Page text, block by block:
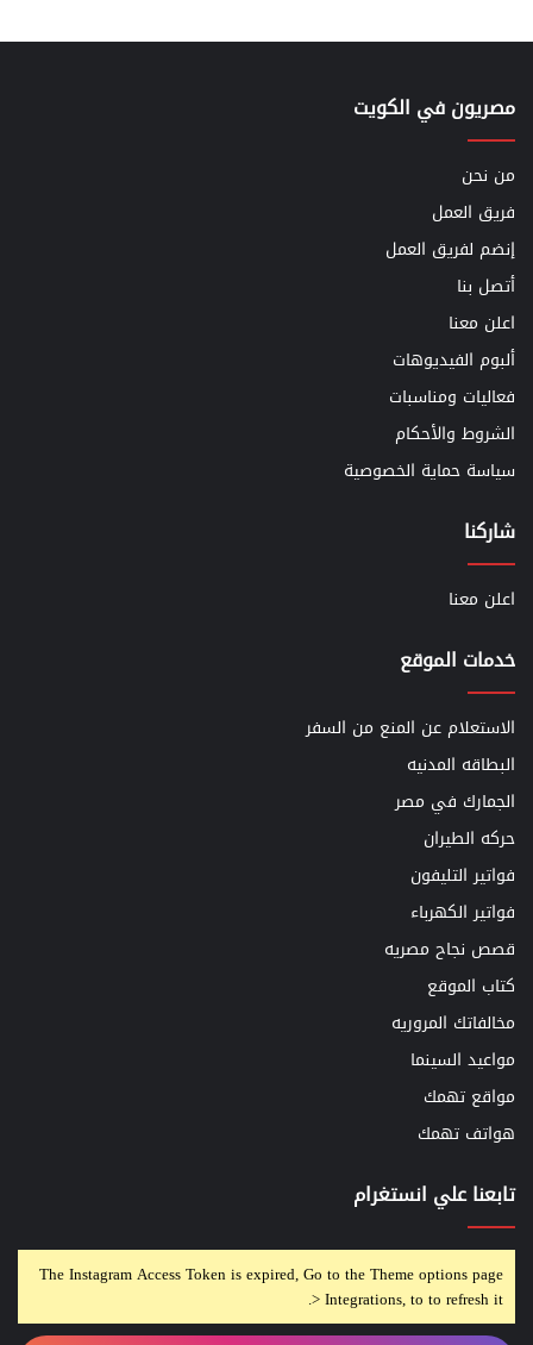
مصريون في الكويت
من نحن
فريق العمل
إنضم لفريق العمل
أتصل بنا
اعلن معنا
ألبوم الفيديوهات
فعاليات ومناسبات
الشروط والأحكام
سياسة حماية الخصوصية
شاركنا
اعلن معنا
خدمات الموقع
الاستعلام عن المنع من السفر
البطاقه المدنيه
الجمارك في مصر
حركه الطيران
فواتير التليفون
فواتير الكهرباء
قصص نجاح مصريه
كتاب الموقع
مخالفاتك المروريه
مواعيد السينما
مواقع تهمك
هواتف تهمك
تابعنا علي انستغرام
The Instagram Access Token is expired, Go to the Theme options page
> Integrations, to to refresh it.